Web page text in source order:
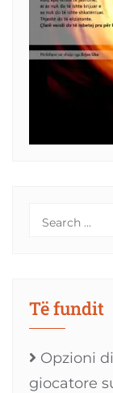
Të fundit
Opzioni
giocatore